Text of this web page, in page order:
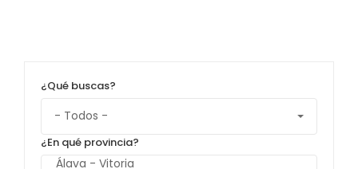
¿Qué buscas?
¿En qué provincia?